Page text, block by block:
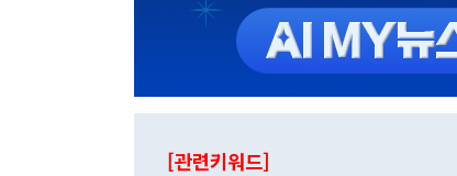
[관련키워드]